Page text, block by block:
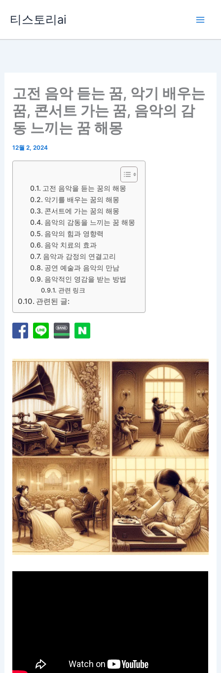
티스토리ai
고전 음악 듣는 꿈, 악기 배우는
꿈, 콘서트 가는 꿈, 음악의 감
동 느끼는 꿈 해몽
12월 2, 2024
고전 음악을 듣는 꿈의 해몽
악기를 배우는 꿈의 해몽
콘서트에 가는 꿈의 해몽
음악의 감동을 느끼는 꿈 해몽
음악의 힘과 영향력
음악 치료의 효과
음악과 감정의 연결고리
공연 예술과 음악의 만남
음악적인 영감을 받는 방법
관련 링크
관련된 글: